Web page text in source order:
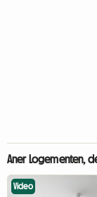
Aner Logementen,
Video